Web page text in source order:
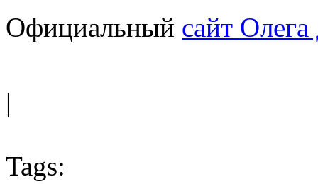
Официальный сайт
|
Tags: